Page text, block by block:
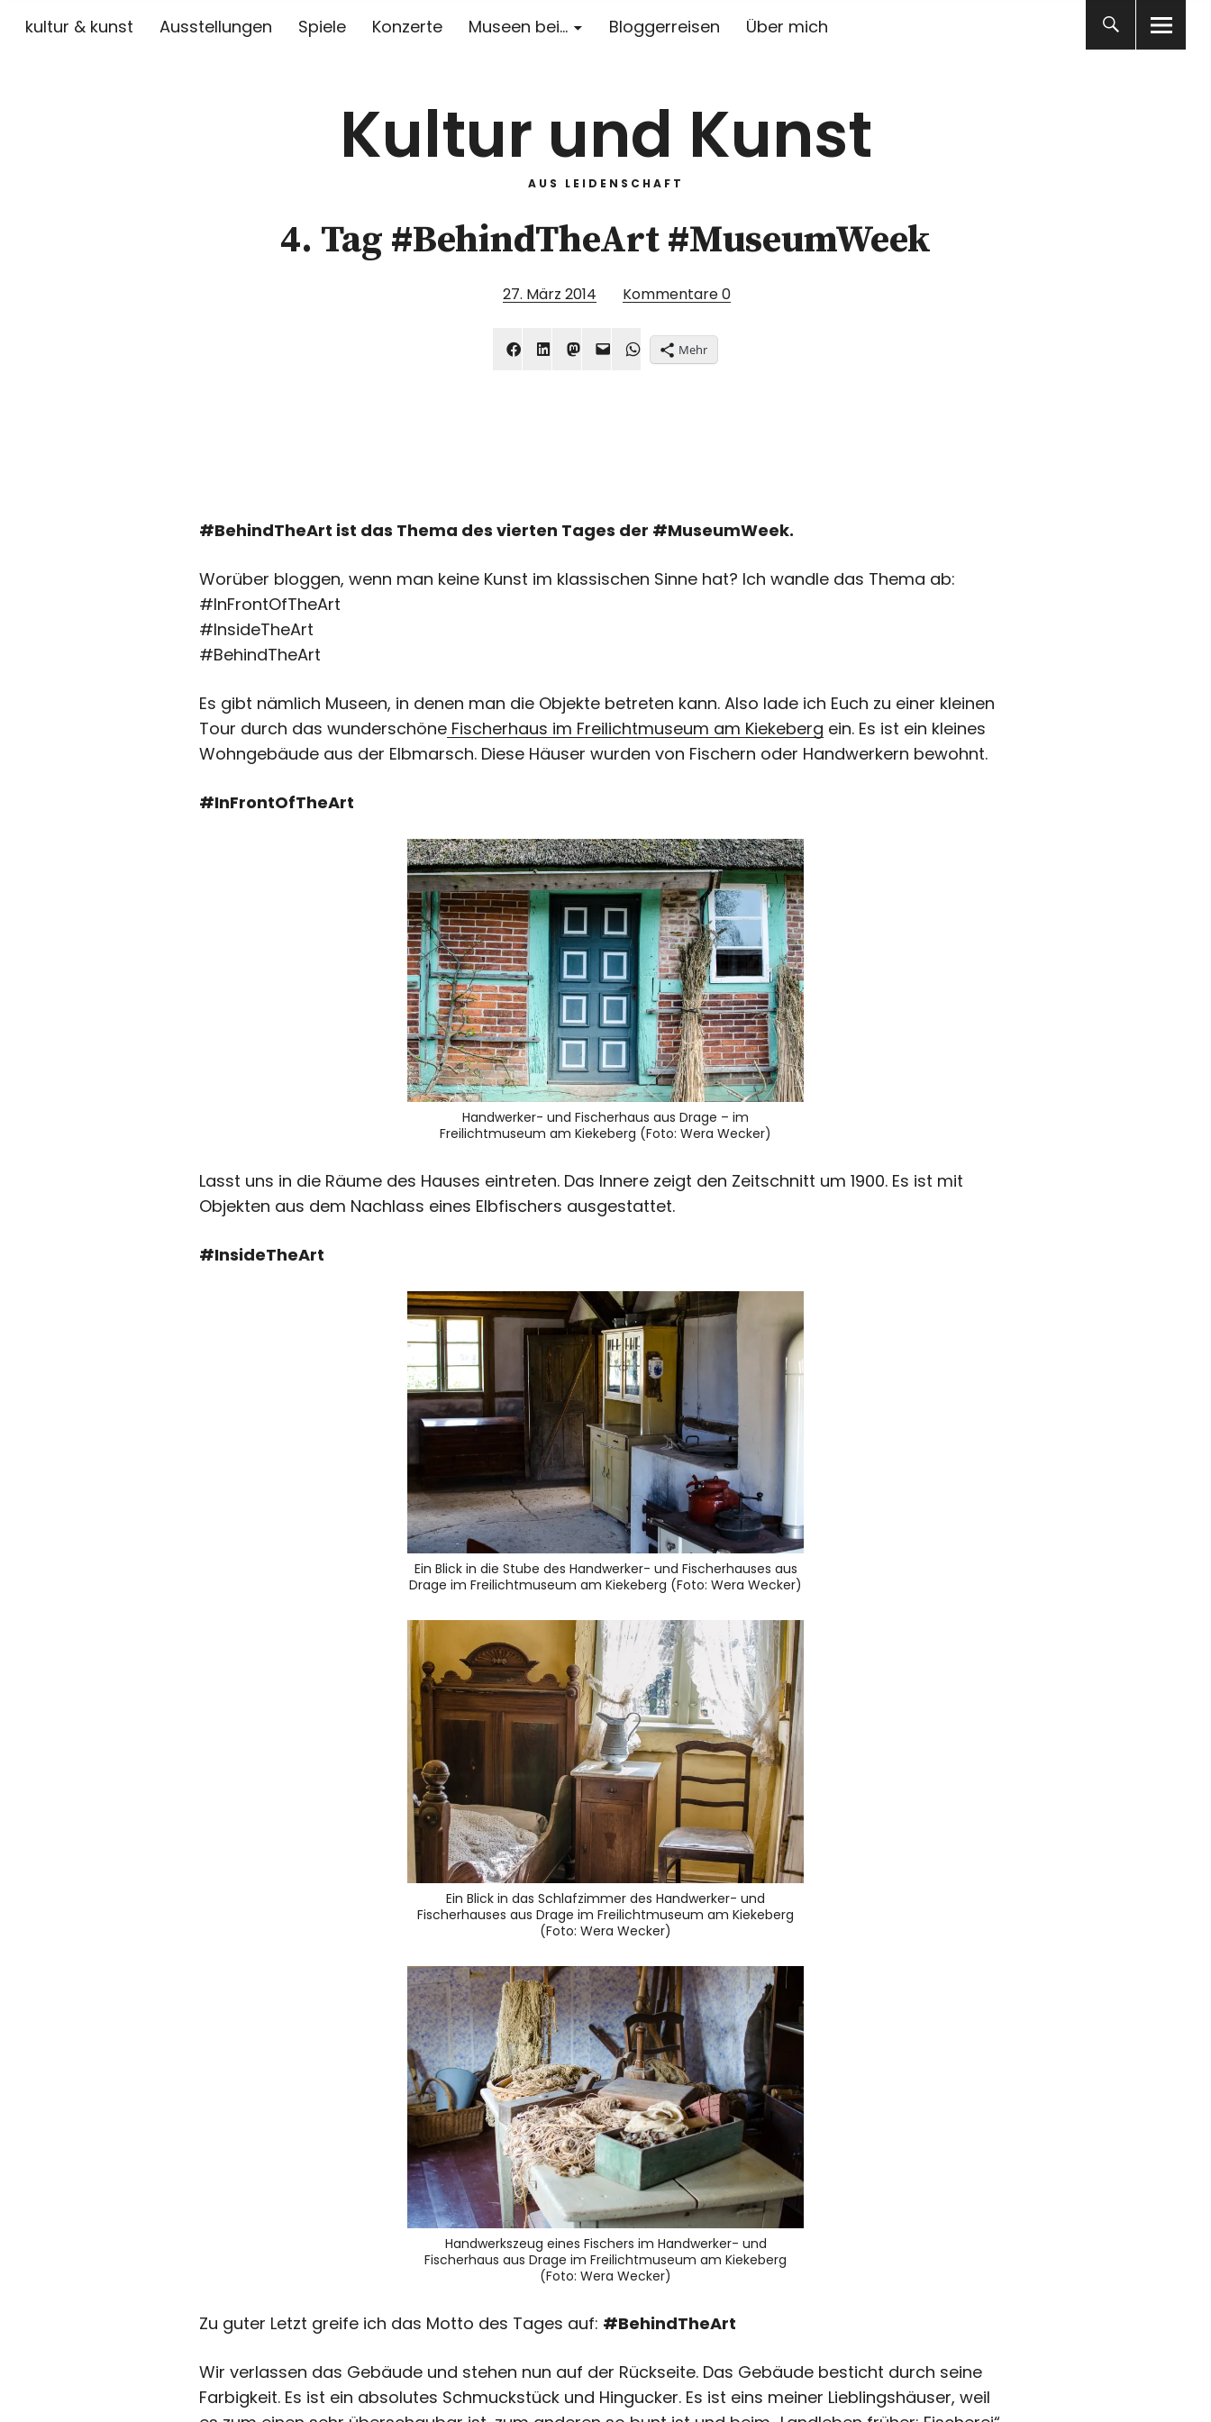
kultur & kunst Ausstellungen Spiele Konzerte Museen bei… Bloggerreisen Über mich
Kultur und Kunst
AUS LEIDENSCHAFT
4. Tag #BehindTheArt #MuseumWeek
27. März 2014 Kommentare0
Mehr
#BehindTheArt ist das Thema des vierten Tages der #MuseumWeek.
Worüber bloggen, wenn man keine Kunst im klassischen Sinne hat? Ich wandle das Thema ab:
#InFrontOfTheArt
#InsideTheArt
#BehindTheArt
Es gibt nämlich Museen, in denen man die Objekte betreten kann. Also lade ich Euch zu einer kleinen
Tour durch das wunderschöne Fischerhaus im Freilichtmuseum am Kiekeberg ein. Es ist ein kleines
Wohngebäude aus der Elbmarsch. Diese Häuser wurden von Fischern oder Handwerkern bewohnt.
#InFrontOfTheArt
Handwerker- und Fischerhaus aus Drage – im
Freilichtmuseum am Kiekeberg (Foto: Wera Wecker)
Lasst uns in die Räume des Hauses eintreten. Das Innere zeigt den Zeitschnitt um 1900. Es ist mit
Objekten aus dem Nachlass eines Elbfischers ausgestattet.
#InsideTheArt
Ein Blick in die Stube des Handwerker- und Fischerhauses aus
Drage im Freilichtmuseum am Kiekeberg (Foto: Wera Wecker)
Ein Blick in das Schlafzimmer des Handwerker- und
Fischerhauses aus Drage im Freilichtmuseum am Kiekeberg
(Foto: Wera Wecker)
Handwerkszeug eines Fischers im Handwerker- und
Fischerhaus aus Drage im Freilichtmuseum am Kiekeberg
(Foto: Wera Wecker)
Zu guter Letzt greife ich das Motto des Tages auf: #BehindTheArt
Wir verlassen das Gebäude und stehen nun auf der Rückseite. Das Gebäude besticht durch seine
Farbigkeit. Es ist ein absolutes Schmuckstück und Hingucker. Es ist eins meiner Lieblingshäuser, weil